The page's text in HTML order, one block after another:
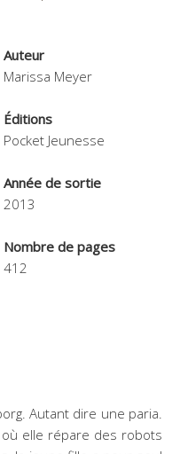
Auteur
Marissa Meyer
Éditions
Pocket Jeunesse
Année de sortie
2013
Nombre de pages
412
Autant dire une paria.
où elle répare des robots